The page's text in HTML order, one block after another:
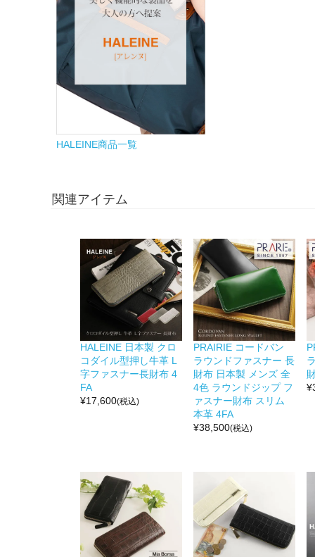
HALEINE商品一覧
関連アイテム
HALEINE 日本製 クロ
コダイル型押し牛革 L
字ファスナー長財布 4
FA
¥17,600(税込)
PRAIRIE コードバン
ラウンドファスナー 長
財布 日本製 メンズ 全
4色 ラウンドジップ フ
ァスナー財布 スリム
本革 4FA
¥38,500(税込)
¥